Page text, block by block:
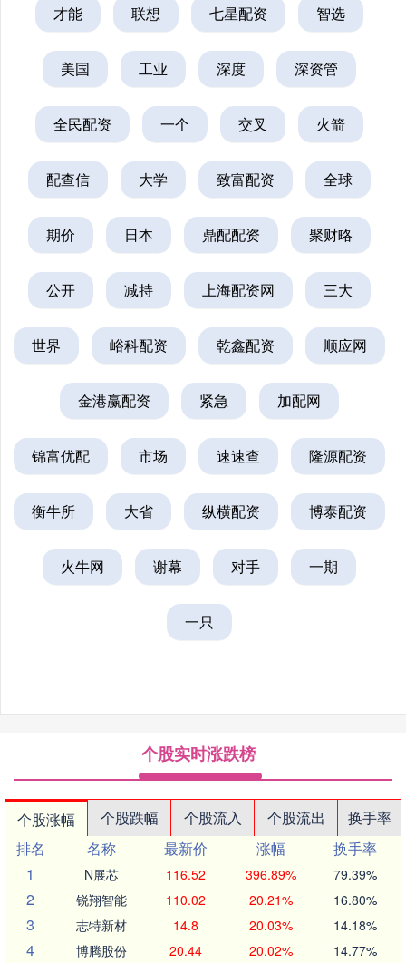
才能 联想 七星配资 智选
美国 工业 深度 深资管
全民配资 一个 交叉 火箭
配查信 大学 致富配资 全球
期价 日本 鼎配配资 聚财略
公开 减持 上海配资网 三大
世界 峪科配资 乾鑫配资 顺应网
金港赢配资 紧急 加配网
锦富优配 市场 速速查 隆源配资
衡牛所 大省 纵横配资 博泰配资
火牛网 谢幕 对手 一期
一只
个股实时涨跌榜
个股涨幅 个股跌幅 个股流入 个股流出
换手率
排名
名称 最新价 涨幅
换手率
1
N展芯 116.52 396.89% 79.39%
2 锐翔智能 110.02 20.21% 16.80%
3 志特新材 14.8 20.03% 14.18%
4 博腾股份 20.44 20.02% 14.77%